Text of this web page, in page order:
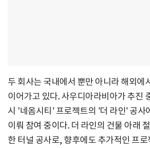
두 회사는 국내에서 뿐만 아니라 해외에
이어가고 있다. 사우디아라비아가 추진
시 '네옴시티' 프로젝트의 '더 라인' 공사
이뤄 참여 중이다. 더 라인의 건물 아래
한 터널 공사로, 향후에도 추가적인 프